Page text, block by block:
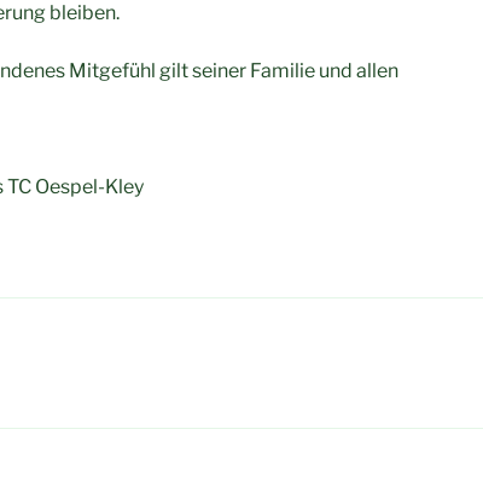
bleiben.
Mitgefühl gilt seiner Familie und allen
Oespel-Kley